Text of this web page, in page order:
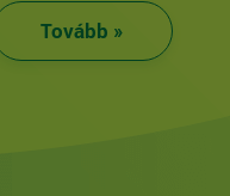
Tovább »